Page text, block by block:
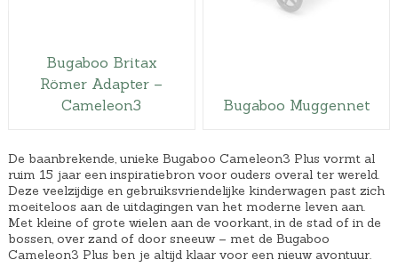
Bugaboo Britax
Römer Adapter –
Cameleon3
Bugaboo Muggennet
De baanbrekende, unieke Bugaboo Cameleon3 Plus vormt al
ruim 15 jaar een inspiratiebron voor ouders overal ter wereld.
Deze veelzijdige en gebruiksvriendelijke kinderwagen past zich
moeiteloos aan de uitdagingen van het moderne leven aan.
Met kleine of grote wielen aan de voorkant, in de stad of in de
bossen, over zand of door sneeuw – met de Bugaboo
Cameleon3 Plus ben je altijd klaar voor een nieuw avontuur.